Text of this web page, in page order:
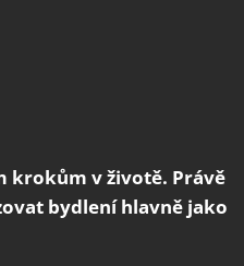
krokům v životě. Právě
bydlení hlavně jako